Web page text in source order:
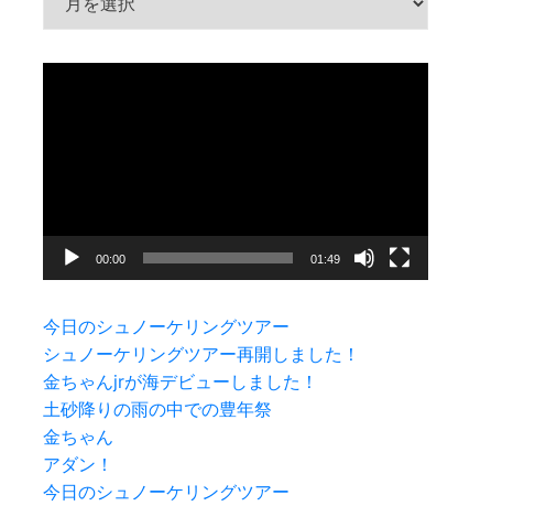
ー
00:00 01:49
今日のシュノーケリングツアー
シュノーケリングツアー再開しました！
金ちゃんjrが海デビューしました！
土砂降りの雨の中での豊年祭
金ちゃん
アダン！
今日のシュノーケリングツアー